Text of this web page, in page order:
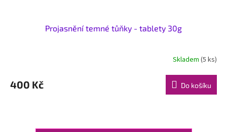
Projasnění temné tůňky - tablety 30g
Skladem (5 ks)
400 Kč Do košíku